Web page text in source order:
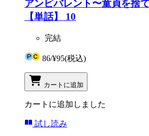
アンビバレント〜童貞を捨
【単話】 10
完結
86/¥95(税込)
カートに追加
カートに追加しました
試し読み